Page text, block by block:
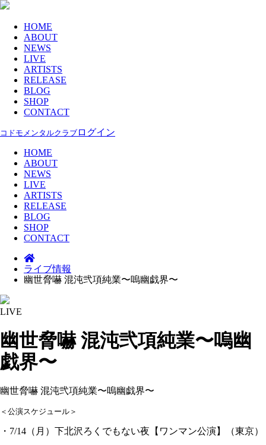
HOME
ABOUT
NEWS
LIVE
ARTISTS
RELEASE
BLOG
SHOP
CONTACT
コドモメンタルクラブ ログイン
HOME
ABOUT
NEWS
LIVE
ARTISTS
RELEASE
BLOG
SHOP
CONTACT
ライブ情報
幽世脅嚇 混沌弐項純業〜嗚幽戯界〜
LIVE
幽世脅嚇 混沌弐項純業〜嗚幽
戯界〜
幽世脅嚇 混沌弐項純業〜嗚幽戯界〜
＜公演スケジュール＞
・7/14（月）下北沢ろくでもない夜【ワンマン公演】（東京）